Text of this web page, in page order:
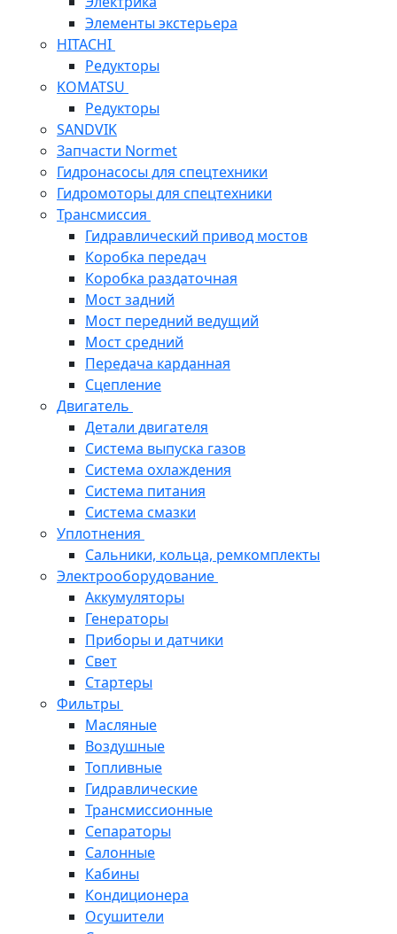
Элементы экстерьера
HITACHI
Редукторы
KOMATSU
Редукторы
SANDVIK
Запчасти Normet
Гидронасосы для спецтехники
Гидромоторы для спецтехники
Трансмиссия
Гидравлический привод мостов
Коробка передач
Коробка раздаточная
Мост задний
Мост передний ведущий
Мост средний
Передача карданная
Сцепление
Двигатель
Детали двигателя
Система выпуска газов
Система охлаждения
Система питания
Система смазки
Уплотнения
Сальники, кольца, ремкомплекты
Электрооборудование
Аккумуляторы
Генераторы
Приборы и датчики
Свет
Стартеры
Фильтры
Масляные
Воздушные
Топливные
Гидравлические
Трансмиссионные
Сепараторы
Салонные
Кабины
Кондиционера
Осушители